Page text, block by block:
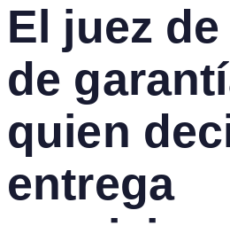
El juez
de
quien
entrega